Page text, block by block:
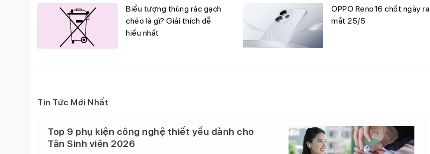
Biểu tượng thùng rác gạch
chéo là gì? Giải thích dễ
hiểu nhất
OPPO Reno16 chốt ngày ra
mắt 25/5
Tin Tức Mới Nhất
Top 9 phụ kiện công nghệ thiết yếu dành cho
Tân Sinh viên 2026